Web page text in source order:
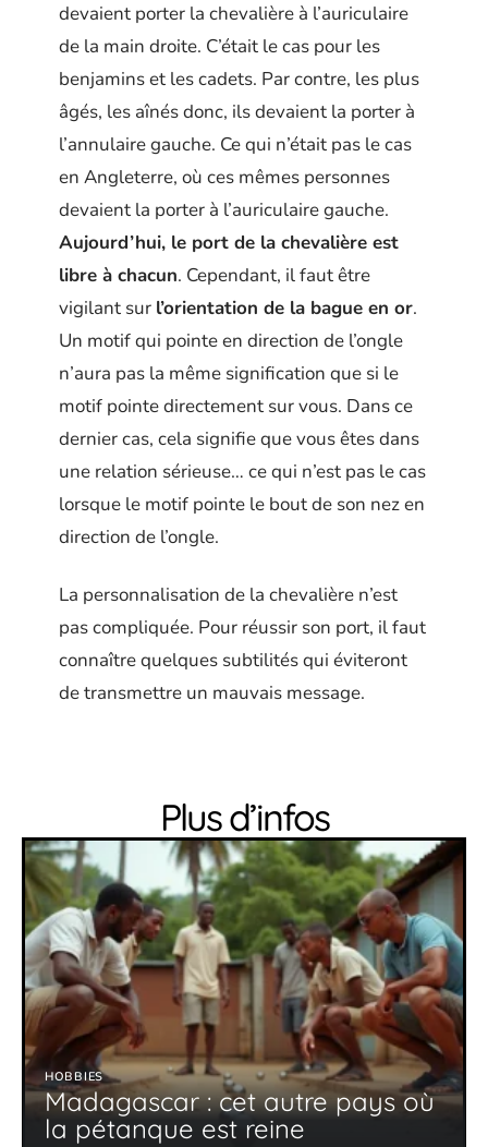
devaient porter la chevalière à l’auriculaire
de la main droite. C’était le cas pour les
benjamins et les cadets. Par contre, les plus
âgés, les aînés donc, ils devaient la porter à
l’annulaire gauche. Ce qui n’était pas le cas
en Angleterre, où ces mêmes personnes
devaient la porter à l’auriculaire gauche.
Aujourd’hui, le port de la chevalière est
libre à chacun. Cependant, il faut être
vigilant sur l’orientation de la bague en or.
Un motif qui pointe en direction de l’ongle
n’aura pas la même signification que si le
motif pointe directement sur vous. Dans ce
dernier cas, cela signifie que vous êtes dans
une relation sérieuse… ce qui n’est pas le cas
lorsque le motif pointe le bout de son nez en
direction de l’ongle.
La personnalisation de la chevalière n’est
pas compliquée. Pour réussir son port, il faut
connaître quelques subtilités qui éviteront
de transmettre un mauvais message.
Plus d’infos
HOBBIES
Madagascar : cet autre pays où
la pétanque est reine